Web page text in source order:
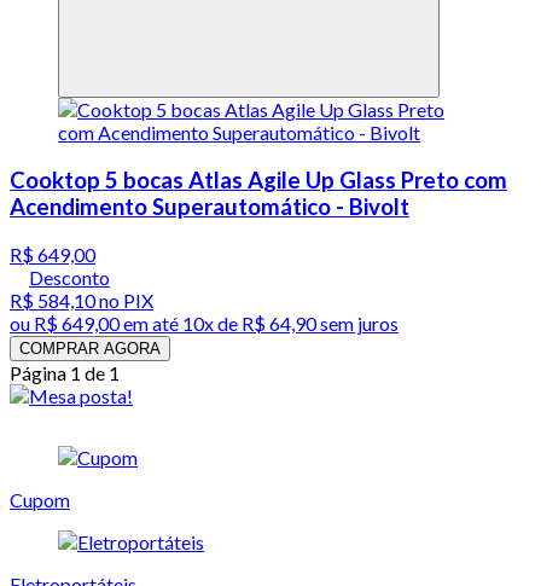
Cooktop 5 bocas Atlas Agile Up Glass Preto com
Acendimento Superautomático - Bivolt
R$ 649,00
Desconto
R$ 584,10no PIX
ou R$ 649,00em até 10x de R$ 64,90 sem juros
COMPRAR AGORA
Página 1 de 1
Cupom